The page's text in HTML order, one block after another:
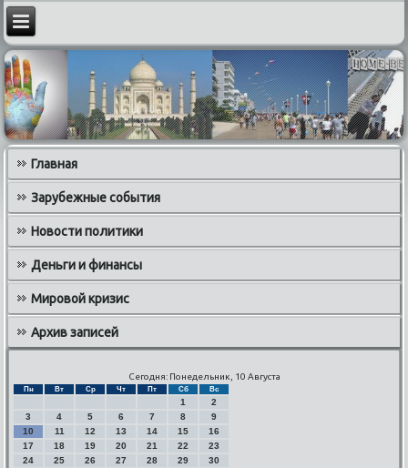
Главная
Зарубежные события
Новости политики
Деньги и финансы
Мировой кризис
Архив записей
Сегодня: Понедельник, 10 Августа
Пн Вт Ср Чт Пт Сб Вс
1
2
3
4 5 6 7 8
9
10
11 12 13 14 15
16
17
18 19 20 21 22
23
24
25 26 27 28 29
30